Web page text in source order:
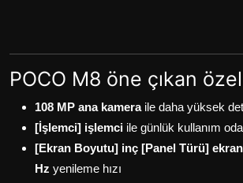
POCO M8 öne çıkan
108 MP ana kameraile daha yüksek
[İşlemci] işlemci ile günlük kullanım
[Ekran Boyutu] inç [Panel Türü] ekran
Hz yenileme hızı